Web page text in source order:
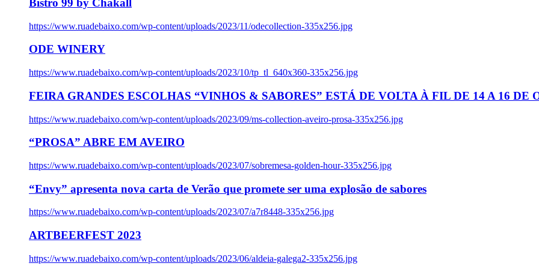
Bistro 99 by Chakall
https://www.ruadebaixo.com/wp-content/uploads/2023/11/odecollection-335x256.jpg
ODE WINERY
https://www.ruadebaixo.com/wp-content/uploads/2023/10/tp_tl_640x360-335x256.jpg
FEIRA GRANDES ESCOLHAS “VINHOS & SABORES” ESTÁ DE VOLTA À FIL DE 14 A 16 DE
https://www.ruadebaixo.com/wp-content/uploads/2023/09/ms-collection-aveiro-prosa-335x256.jpg
“PROSA” ABRE EM AVEIRO
https://www.ruadebaixo.com/wp-content/uploads/2023/07/sobremesa-golden-hour-335x256.jpg
“Envy” apresenta nova carta de Verão que promete ser uma explosão de sabores
https://www.ruadebaixo.com/wp-content/uploads/2023/07/a7r8448-335x256.jpg
ARTBEERFEST 2023
https://www.ruadebaixo.com/wp-content/uploads/2023/06/aldeia-galega2-335x256.jpg